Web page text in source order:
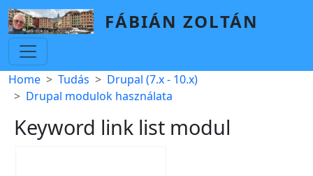
Skip to main content
FÁBIÁN ZOLTÁN
Breadcrumb
Home Tudás
Drupal (7.x - 10.x)
Drupal modulok használata
Keyword link list modul